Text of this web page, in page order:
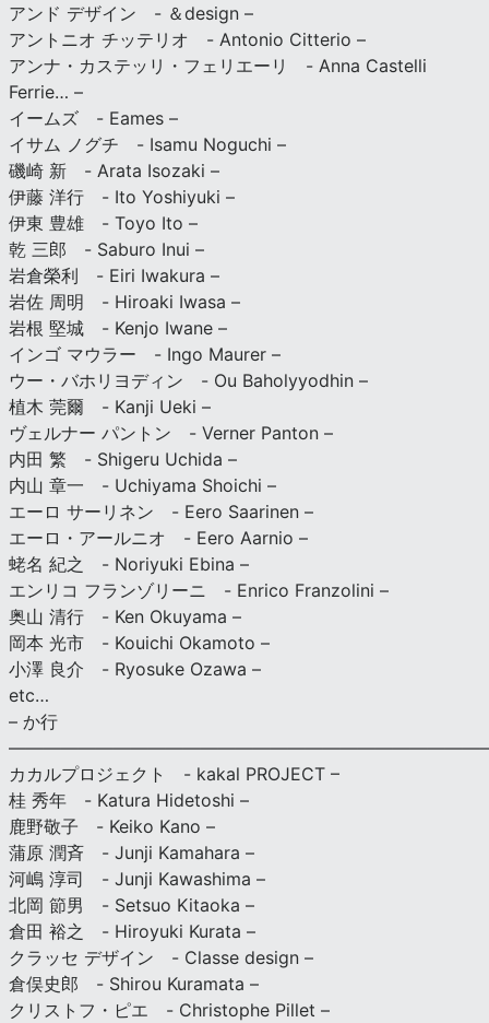
アンド デザイン - ＆design –
アントニオ チッテリオ - Antonio Citterio –
アンナ・カステッリ・フェリエーリ - Anna Castelli
Ferrie… –
イームズ - Eames –
イサム ノグチ - Isamu Noguchi –
磯崎 新 - Arata Isozaki –
伊藤 洋行 - Ito Yoshiyuki –
伊東 豊雄 - Toyo Ito –
乾 三郎 - Saburo Inui –
岩倉榮利 - Eiri Iwakura –
岩佐 周明 - Hiroaki Iwasa –
岩根 堅城 - Kenjo Iwane –
インゴ マウラー - Ingo Maurer –
ウー・バホリヨディン - Ou Baholyyodhin –
植木 莞爾 - Kanji Ueki –
ヴェルナー パントン - Verner Panton –
内田 繁 - Shigeru Uchida –
内山 章一 - Uchiyama Shoichi –
エーロ サーリネン - Eero Saarinen –
エーロ・アールニオ - Eero Aarnio –
蛯名 紀之 - Noriyuki Ebina –
エンリコ フランゾリーニ - Enrico Franzolini –
奥山 清行 - Ken Okuyama –
岡本 光市 - Kouichi Okamoto –
小澤 良介 - Ryosuke Ozawa –
etc…
– か行
カカルプロジェクト - kakal PROJECT –
桂 秀年 - Katura Hidetoshi –
鹿野敬子 - Keiko Kano –
蒲原 潤斉 - Junji Kamahara –
河嶋 淳司 - Junji Kawashima –
北岡 節男 - Setsuo Kitaoka –
倉田 裕之 - Hiroyuki Kurata –
クラッセ デザイン - Classe design –
倉俣史郎 - Shirou Kuramata –
クリストフ・ピエ - Christophe Pillet –